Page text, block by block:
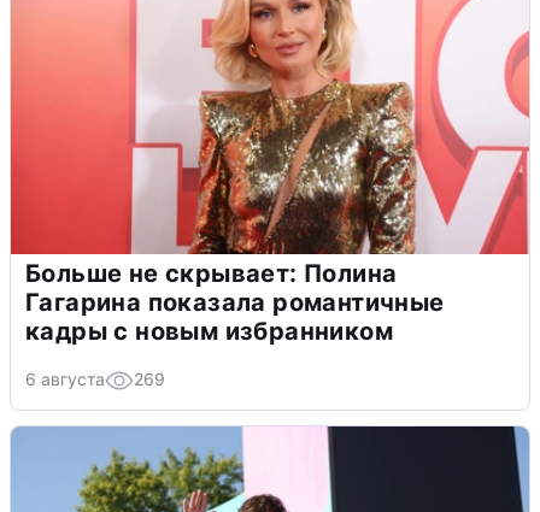
Больше не скрывает: Полина
Гагарина показала романтичные
кадры с новым избранником
6 августа 269